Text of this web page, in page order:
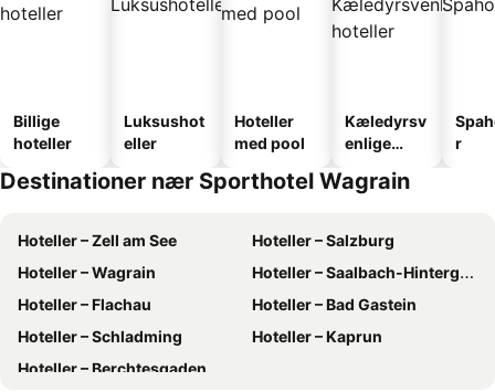
Billige
hoteller
Luksushot
eller
Hoteller
med pool
Kæledyrsv
enlige
r
Destinationer nær Sporthotel Wagrain
Hoteller – Zell am See
Hoteller – Salzburg
Hoteller – Wagrain
Hoteller – Saalbach-Hinterglemm
Hoteller – Flachau
Hoteller – Bad Gastein
Hoteller – Schladming
Hoteller – Kaprun
Hoteller – Berchtesgaden